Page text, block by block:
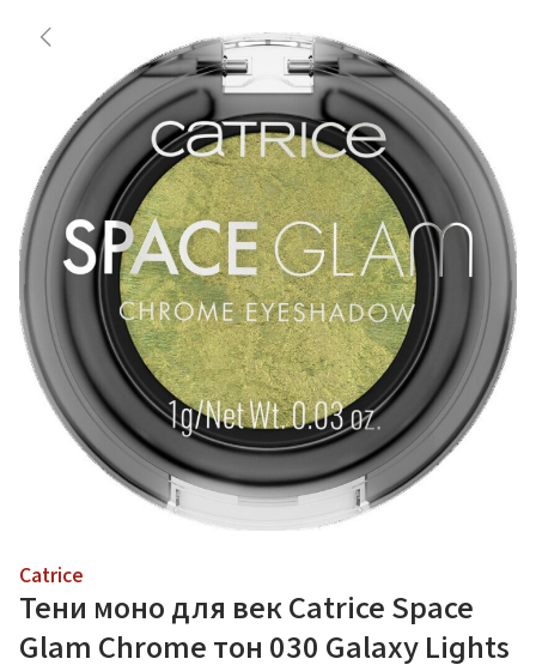
Catrice
Тени моно для век Catrice Space
Glam Chrome тон 030 Galaxy Lights